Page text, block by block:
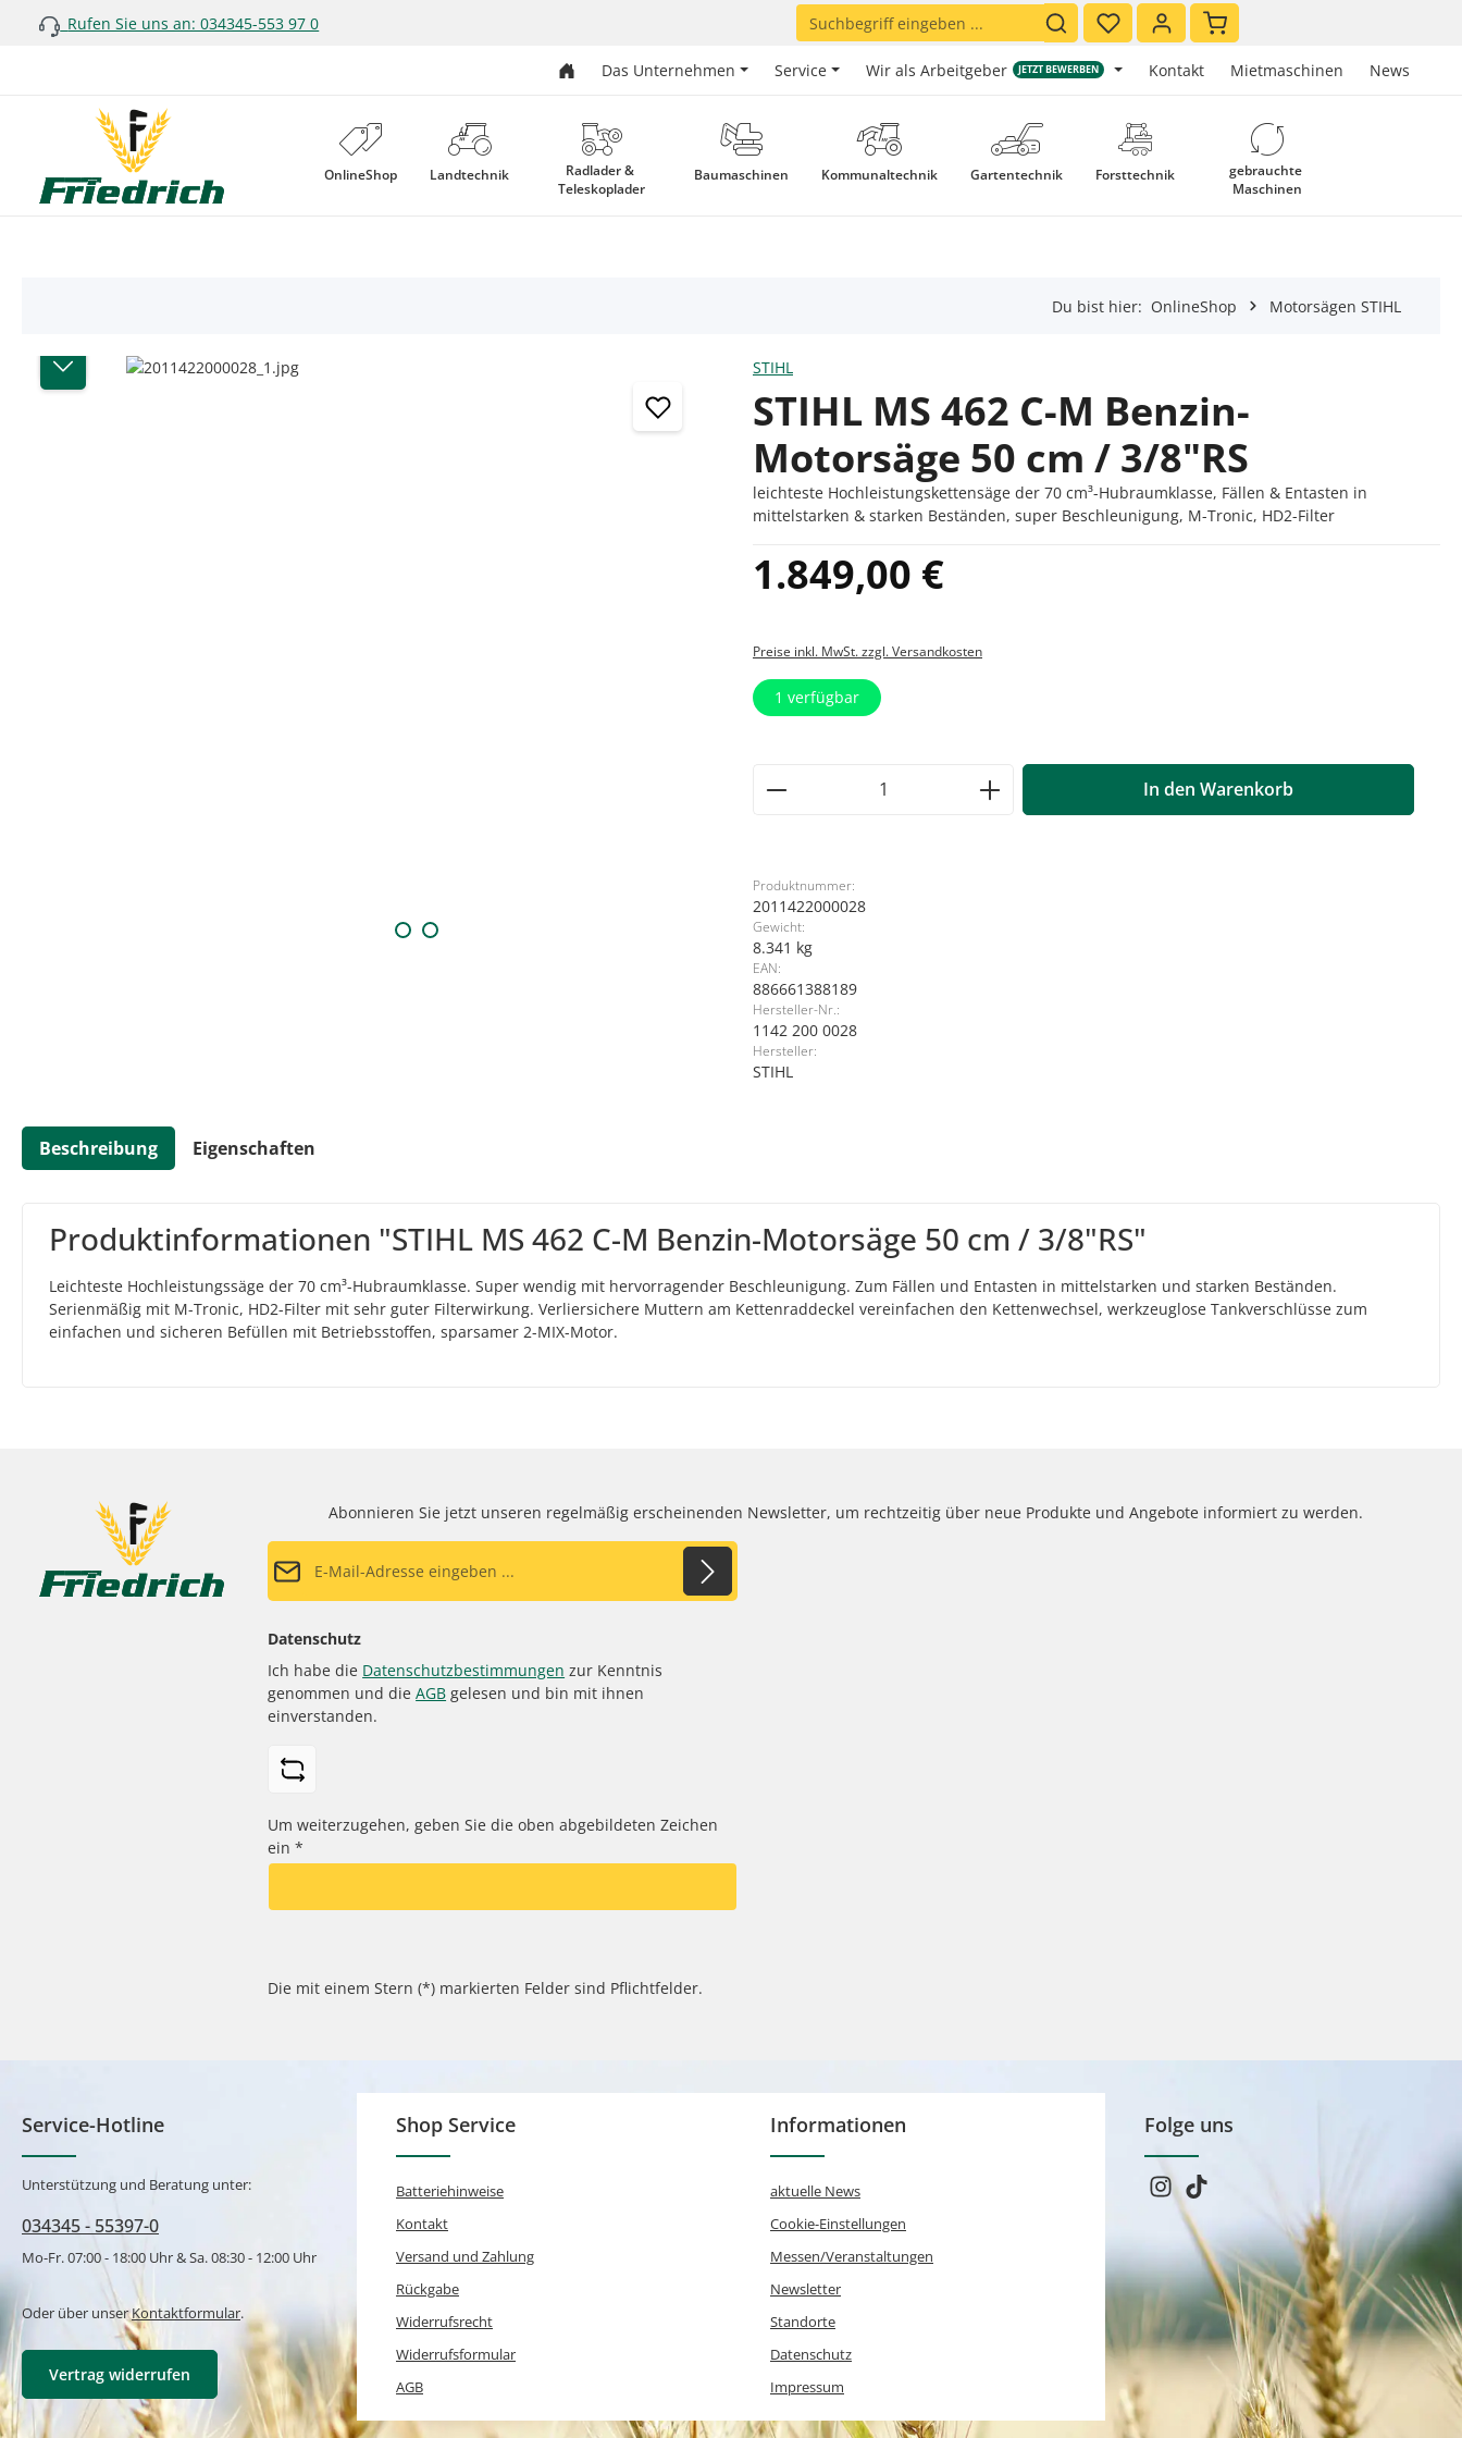
Hauptinhalt springen
Zur Suche springen
Zur Hauptnavigation springen
Rufen Sie uns an: 034345-553 97 0 Warenkorb enthält 0 Positionen.
Das Unternehmen Service Wir als Arbeitgeber JETZT BEWERBEN Kontakt Mietmaschinen News
OnlineShop Landtechnik
Radlader &
Teleskoplader
Baumaschinen Kommunaltechnik Gartentechnik Forsttechnik
gebrauchte
Maschinen
Du bist hier: OnlineShop Motorsägen STIHL
Bildergalerie überspringen STIHL
STIHL MS 462 C-M Benzin-
Motorsäge 50 cm / 3/8"RS
leichteste Hochleistungskettensäge der 70 cm³-Hubraumklasse, Fällen & Entasten in
mittelstarken & starken Beständen, super Beschleunigung, M-Tronic, HD2-Filter
Regulärer Preis:
1.849,00 €
Preise inkl. MwSt. zzgl. Versandkosten
1 verfügbar
Produkt Anzahl: Gib den gewünschten Wert ein oder
In den Warenkorb
Produktnummer:
2011422000028
Gewicht:
8.341 kg
EAN:
886661388189
Hersteller-Nr.:
1142 200 0028
Hersteller:
STIHL
Beschreibung Eigenschaften
Produktinformationen "STIHL MS 462 C-M Benzin-Motorsäge 50 cm / 3/8"RS"
Leichteste Hochleistungssäge der 70 cm³-Hubraumklasse. Super wendig mit hervorragender Beschleunigung. Zum Fällen und Entasten in mittelstarken und starken Beständen.
Serienmäßig mit M-Tronic, HD2-Filter mit sehr guter Filterwirkung. Verliersichere Muttern am Kettenraddeckel vereinfachen den Kettenwechsel, werkzeuglose Tankverschlüsse zum
einfachen und sicheren Befüllen mit Betriebsstoffen, sparsamer 2-MIX-Motor.
Abonnieren Sie jetzt unseren regelmäßig erscheinenden Newsletter, um rechtzeitig über neue Produkte und Angebote informiert zu werden.
E-Mail-Adresse*
Datenschutz
Ich habe die Datenschutzbestimmungen zur Kenntnis
genommen und dieAGB gelesen und bin mit ihnen
einverstanden.
Um weiterzugehen, geben Sie die oben abgebildeten Zeichen
ein*
Die mit einem Stern (*) markierten Felder sind Pflichtfelder.
Service-Hotline
Unterstützung und Beratung unter:
034345 - 55397-0
Mo-Fr. 07:00 - 18:00 Uhr & Sa. 08:30 - 12:00 Uhr
Oder über unserKontaktformular.
Vertrag widerrufen
Shop Service
Batteriehinweise
Kontakt
Versand und Zahlung
Rückgabe
Widerrufsrecht
Widerrufsformular
AGB
Informationen
aktuelle News
Cookie-Einstellungen
Messen/Veranstaltungen
Newsletter
Standorte
Datenschutz
Impressum
Folge uns